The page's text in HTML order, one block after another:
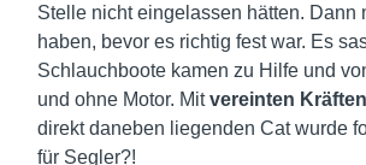
Stelle nicht eingelassen hätten.
haben, bevor es richtig fest war. Es
Schlauchboote kamen zu Hilfe und
und ohne Motor. Mitvereinten
direkt daneben liegenden Cat wurde
für Segler?!